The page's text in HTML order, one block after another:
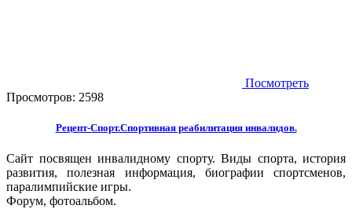
Посмотреть
Просмотров: 2598
Рецепт-Спорт.Спортивная реабилитация инвалидов.
Сайт посвящен инвалидному спорту. Виды спорта, история
развития, полезная информация, биографии спортсменов,
паралимпийские игры.
Форум, фотоальбом.